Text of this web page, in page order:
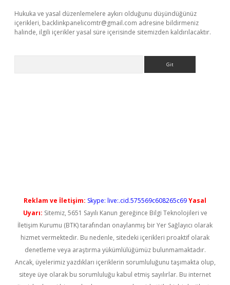
Hukuka ve yasal düzenlemelere aykırı olduğunu düşündüğünüz
içerikleri, backlinkpanelicomtr@gmail.com adresine bildirmeniz
halinde, ilgili içerikler yasal süre içerisinde sitemizden kaldırılacaktır.
Reklam ve İletişim: Skype: live:.cid.575569c608265c69Yasal
Uyarı: Sitemiz, 5651 Sayılı Kanun gereğince Bilgi Teknolojileri ve
İletişim Kurumu (BTK) tarafından onaylanmış bir Yer Sağlayıcı olarak
hizmet vermektedir. Bu nedenle, sitedeki içerikleri proaktif olarak
denetleme veya araştırma yükümlülüğümüz bulunmamaktadır.
Ancak, üyelerimiz yazdıkları içeriklerin sorumluluğunu taşımakta olup,
siteye üye olarak bu sorumluluğu kabul etmiş sayılırlar. Bu internet